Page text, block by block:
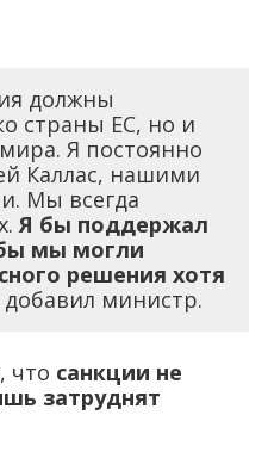
должны
страны ЕС, но и
Я постоянно
Каллас, нашими
Мы всегда
Я бы поддержал
мы могли
решения хотя
добавил министр.
что санкции не
затруднят